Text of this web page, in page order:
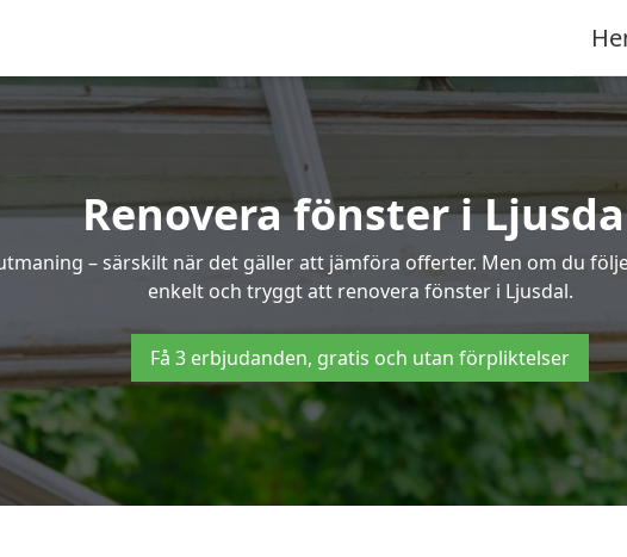
Renovera fönster i
– särskilt när det gäller att jämföra offerter. Men om du
enkelt och tryggt att renovera fönster i Ljusdal.
Få 3 erbjudanden, gratis och utan förpliktelser